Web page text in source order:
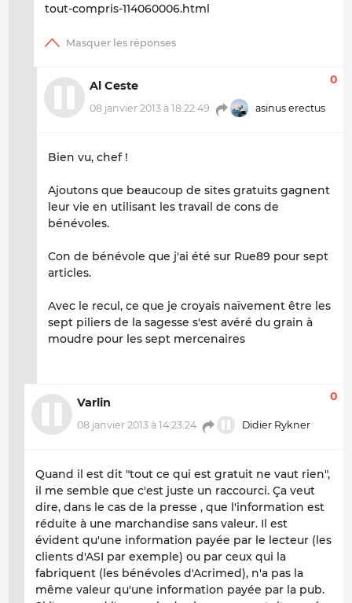
tout-compris-114060006.html
Al Ceste
08 janvier 2013 à 18:22:49 asinus erectus
0
Bien vu, chef !
Ajoutons que beaucoup de sites gratuits gagnent
leur vie en utilisant les travail de cons de
bénévoles.
Con de bénévole que j'ai été sur Rue89 pour sept
articles.
Avec le recul, ce que je croyais naïvement être les
sept piliers de la sagesse s'est avéré du grain à
moudre pour les sept mercenaires
Varlin
08 janvier 2013 à 14:23:24 Didier Rykner
0
Quand il est dit "tout ce qui est gratuit ne vaut rien",
il me semble que c'est juste un raccourci. Ça veut
dire, dans le cas de la presse , que l'information est
réduite à une marchandise sans valeur. Il est
évident qu'une information payée par le lecteur (les
clients d'ASI par exemple) ou par ceux qui la
fabriquent (les bénévoles d'Acrimed), n'a pas la
même valeur qu'une information payée par la pub.